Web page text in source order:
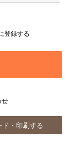
登録する
せ
・印刷する